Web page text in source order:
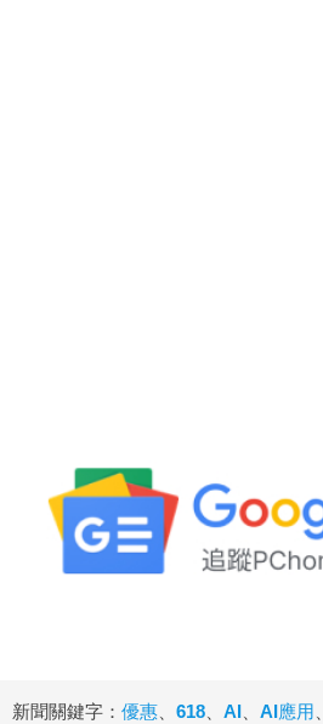
新聞關鍵字： 優惠、 618、 AI 、 AI應用 、